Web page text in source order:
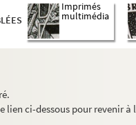
Imprimés
multimédia
lien ci-dessous pour revenir